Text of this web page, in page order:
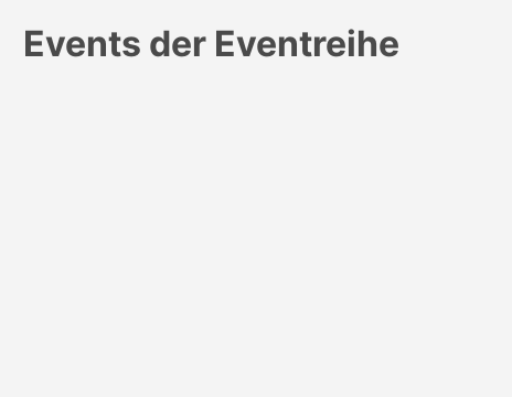
Events der Eventreihe